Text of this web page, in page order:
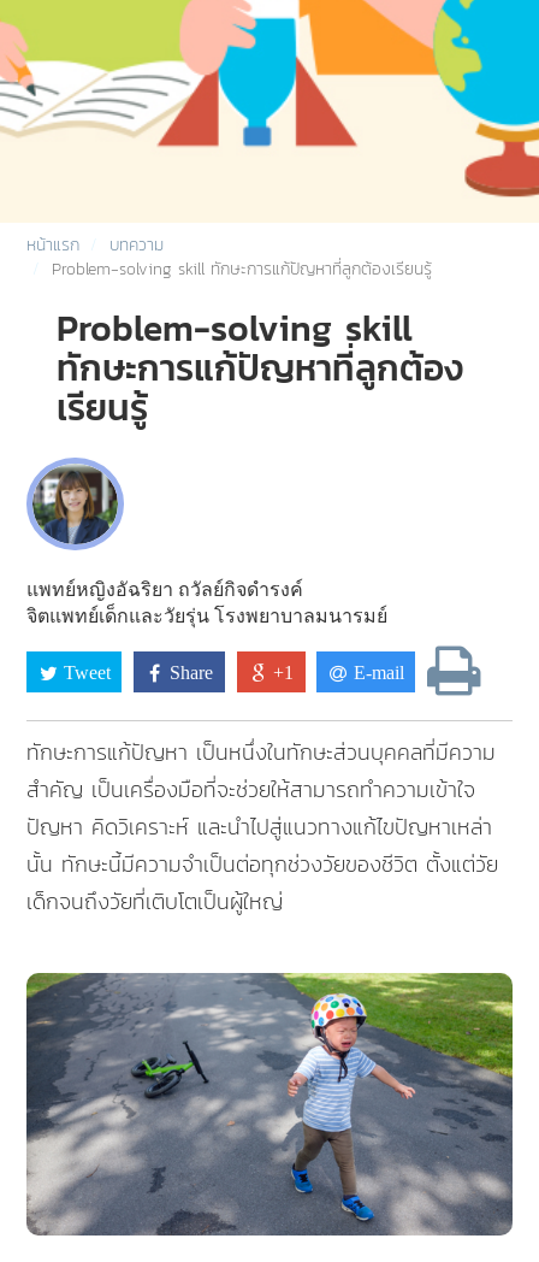
หน้าแรก
บทความ
Problem-solving skill ทักษะการแก้ปัญหาที่ลูกต้องเรียนรู้
Problem-solving skill
ทักษะการแก้ปัญหาที่ลูกต้อง
เรียนรู้
แพทย์หญิงอัฉริยา ถวัลย์กิจดำรงค์
จิตแพทย์เด็กและวัยรุ่น โรงพยาบาลมนารมย์
Tweet Share +1 E-mail
ทักษะการแก้ปัญหา เป็นหนึ่งในทักษะส่วนบุคคลที่มีความ
สำคัญ เป็นเครื่องมือที่จะช่วยให้สามารถทำความเข้าใจ
ปัญหา คิดวิเคราะห์ และนำไปสู่แนวทางแก้ไขปัญหาเหล่า
นั้น ทักษะนี้มีความจำเป็นต่อทุกช่วงวัยของชีวิต ตั้งแต่วัย
เด็กจนถึงวัยที่เติบโตเป็นผู้ใหญ่